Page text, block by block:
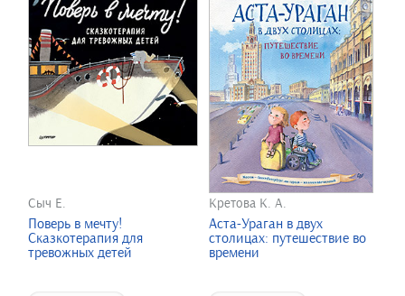
Сыч Е.
Поверь в мечту!
Сказкотерапия для
тревожных детей
Кретова К. А.
Аста-Ураган в двух
столицах: путешествие во
времени